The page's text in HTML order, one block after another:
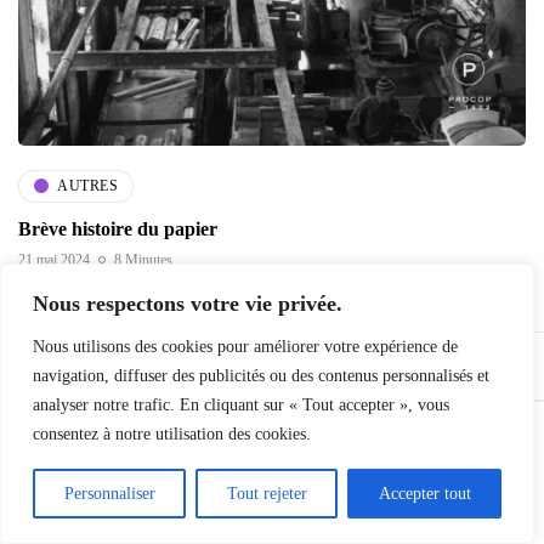
Nous respectons votre vie privée.
Nous utilisons des cookies pour améliorer votre expérience de
navigation, diffuser des publicités ou des contenus personnalisés et
analyser notre trafic. En cliquant sur « Tout accepter », vous
consentez à notre utilisation des cookies.
Personnaliser Tout rejeter Accepter tout
AUTRES
Brève histoire du papier
21 mai 2024 8 Minutes
Facebook Instagram
2026 PROCOP. Tous droits réservés.